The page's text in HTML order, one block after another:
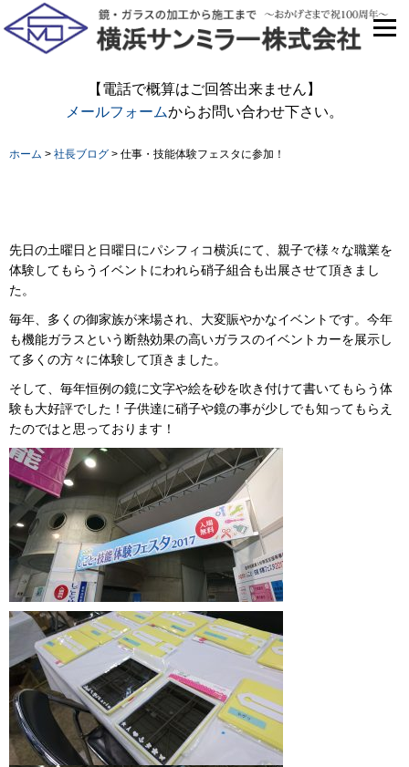
【電話で概算はご回答出来ません】
メールフォームからお問い合わせ下さい。
ホーム > 社長ブログ > 仕事・技能体験フェスタに参加！
先日の土曜日と日曜日にパシフィコ横浜にて、親子で様々な職業を
体験してもらうイベントにわれら硝子組合も出展させて頂きまし
た。
毎年、多くの御家族が来場され、大変賑やかなイベントです。今年
も機能ガラスという断熱効果の高いガラスのイベントカーを展示し
て多くの方々に体験して頂きました。
そして、毎年恒例の鏡に文字や絵を砂を吹き付けて書いてもらう体
験も大好評でした！子供達に硝子や鏡の事が少しでも知ってもらえ
たのではと思っております！